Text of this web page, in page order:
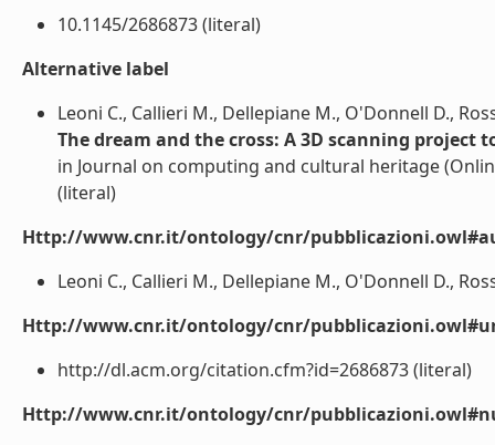
10.1145/2686873 (literal)
Alternative label
Leoni C., Callieri M., Dellepiane M., O'Donnell D.,
The dream and the cross: A 3D scanning
in Journal on computing and cultural heritage
(literal)
Http://www.cnr.it/ontology/cnr/
Leoni C., Callieri M., Dellepiane M., O'Donnell D.,
Http://www.cnr.it/ontology/cnr/
http://dl.acm.org/citation.cfm?id=2686873 (literal)
Http://www.cnr.it/ontology/cnr/